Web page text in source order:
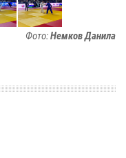
Фото:Немков Данила